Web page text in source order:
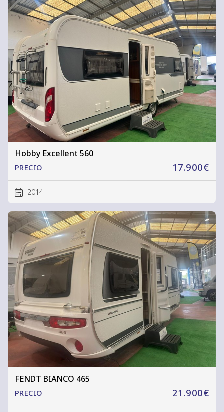
Hobby Excellent 560
17.900€
PRECIO
2014
FENDT BIANCO 465
21.900€
PRECIO